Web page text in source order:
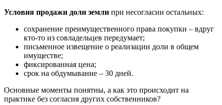
Условия продажи доли земли при несогласии остальных:
сохранение преимущественного права покупки – вдруг
кто-то из совладельцев передумает;
письменное извещение о реализации доли в общем
имуществе;
фиксированная цена;
срок на обдумывание – 30 дней.
Основные моменты понятны, а как это происходит на
практике без согласия других собственников?